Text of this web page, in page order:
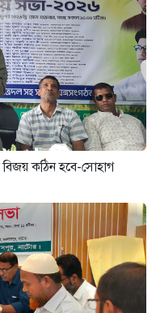
বিজয় কঠিন হবে-সোহাগ